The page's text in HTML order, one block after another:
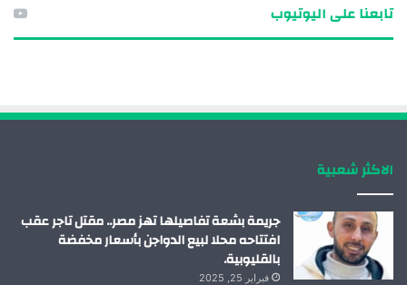
تابعنا على اليوتيوب
الاكثر شعبية
جريمة بشعة تفاصيلها تهز مصر.. مقتل تاجر عقب
افتتاحه محلا لبيع الدواجن بأسعار مخفضة
بالقليوبية.
فبراير 25, 2025